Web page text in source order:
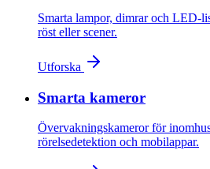
Smarta lampor, dimrar och LED-
röst eller scener.
Utforska
Smarta kameror
Övervakningskameror för
rörelsedetektion och mobilappar.